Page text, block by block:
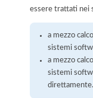
essere trattati nei
a mezzo
sistemi
a mezzo
sistemi
direttamente.